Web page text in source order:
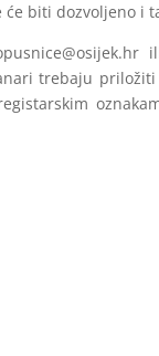
biti dozvoljeno i
trebaju